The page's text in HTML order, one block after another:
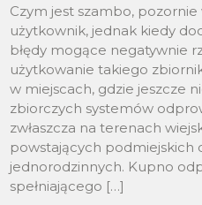
Czym jest szambo, pozornie
użytkownik, jednak kiedy
błędy mogące negatywnie
użytkowanie takiego
w miejscach, gdzie jeszcze
zbiorczych systemów
zwłaszcza na terenach
powstających podmiejskich
jednorodzinnych. Kupno
spełniającego […]